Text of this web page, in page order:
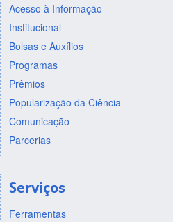
Acesso à Informação
Institucional
Bolsas e Auxílios
Programas
Prêmios
Popularização da Ciência
Comunicação
Parcerias
Serviços
Ferramentas